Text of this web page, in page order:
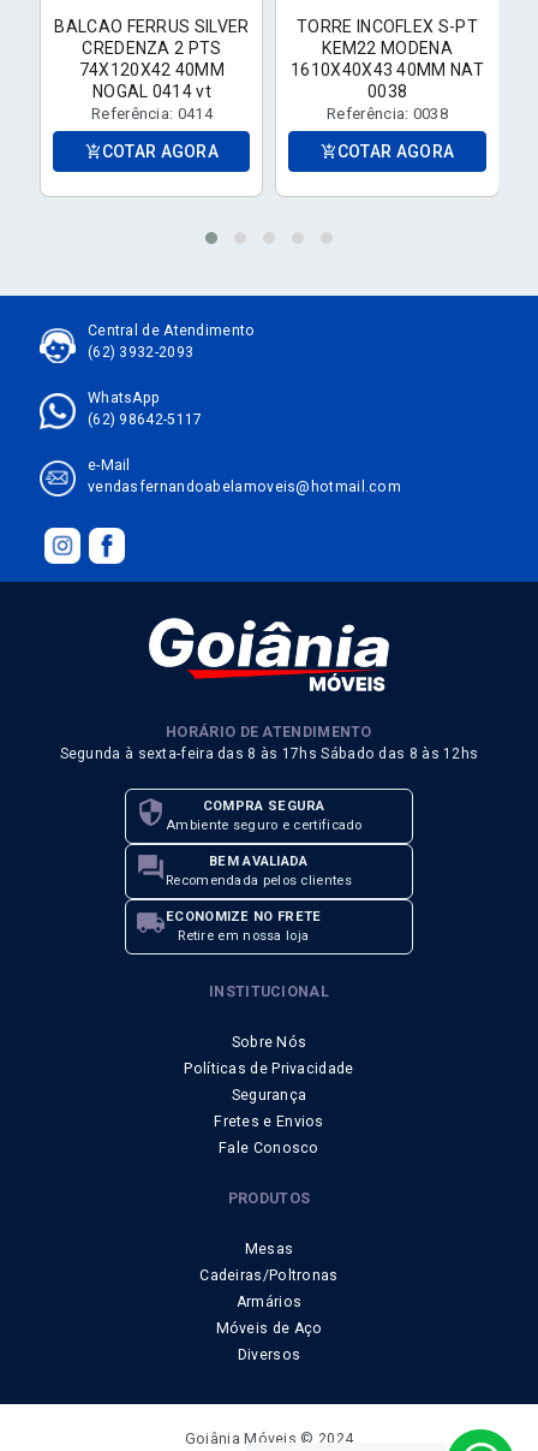
BALCAO FERRUS SILVER
CREDENZA 2 PTS
74X120X42 40MM
NOGAL 0414 vt
Referência: 0414
add_shopping_cart COTAR AGORA
TORRE INCOFLEX S-PT
KEM22 MODENA
1610X40X43 40MM NAT
0038
Referência: 0038
add_shopping_cart COTAR AGORA
Central de Atendimento
(62) 3932-2093
WhatsApp
(62) 98642-5117
e-Mail
vendasfernandoabelamoveis@hotmail.com
HORÁRIO DE ATENDIMENTO
Segunda à sexta-feira das 8 às 17hs Sábado das 8 às 12hs
security
COMPRA SEGURA
Ambiente seguro e certificado
forum
BEM AVALIADA
Recomendada pelos clientes
local_shippingECONOMIZE NO FRETE
Retire em nossa loja
INSTITUCIONAL
Sobre Nós
Políticas de Privacidade
Segurança
Fretes e Envios
Fale Conosco
PRODUTOS
Mesas
Cadeiras/Poltronas
Armários
Móveis de Aço
Diversos
Goiânia Móveis © 2024